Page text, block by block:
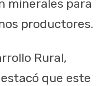
minerales para
productores.
Rural,
que este